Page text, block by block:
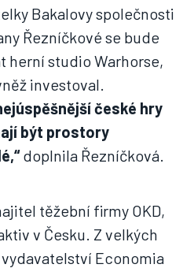
Bakalovy společnosti
Řezníčkové se bude
herní studio Warhorse,
investoval.
české hry
být prostory
doplnila Řezníčková.
těžební firmy OKD,
v Česku. Z velkých
Economia